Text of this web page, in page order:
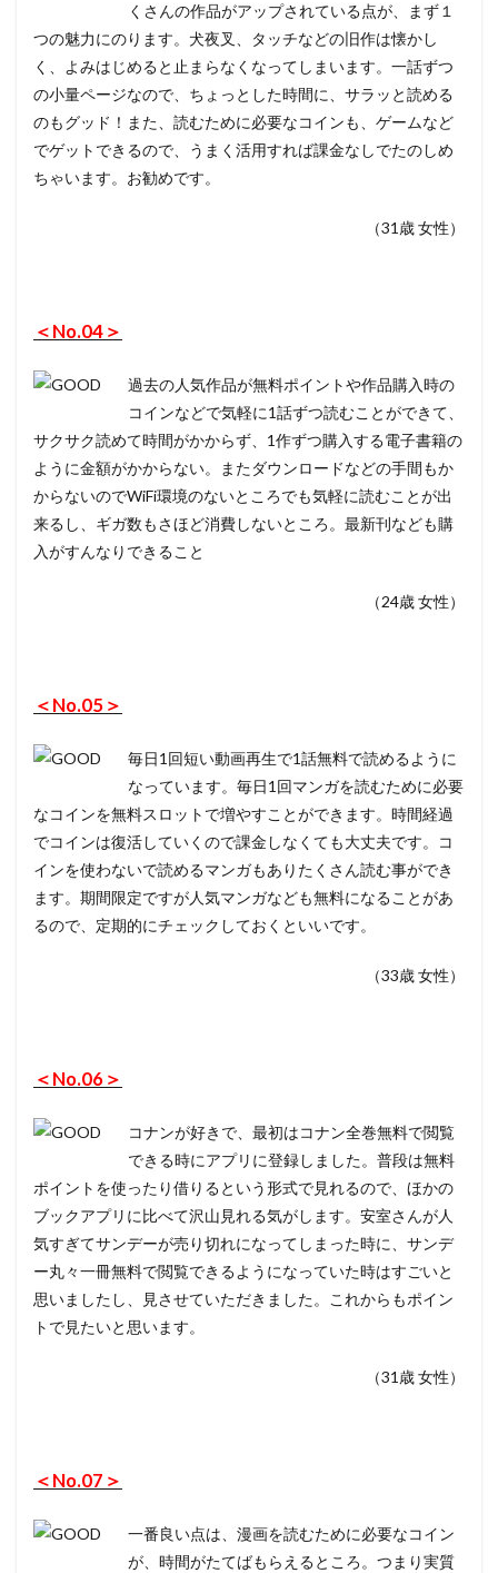
くさんの作品がアップされている点が、まず１
つの魅力にのります。犬夜叉、タッチなどの旧作は懐かし
く、よみはじめると止まらなくなってしまいます。一話ずつ
の小量ページなので、ちょっとした時間に、サラッと読める
のもグッド！また、読むために必要なコインも、ゲームなど
でゲットできるので、うまく活用すれば課金なしでたのしめ
ちゃいます。お勧めです。
（31歳 女性）
＜No.04＞
過去の人気作品が無料ポイントや作品購入時の
コインなどで気軽に1話ずつ読むことができて、
サクサク読めて時間がかからず、1作ずつ購入する電子書籍の
ように金額がかからない。またダウンロードなどの手間もか
からないのでWiFi環境のないところでも気軽に読むことが出
来るし、ギガ数もさほど消費しないところ。最新刊なども購
入がすんなりできること
（24歳 女性）
＜No.05＞
毎日1回短い動画再生で1話無料で読めるように
なっています。毎日1回マンガを読むために必要
なコインを無料スロットで増やすことができます。時間経過
でコインは復活していくので課金しなくても大丈夫です。コ
インを使わないで読めるマンガもありたくさん読む事ができ
ます。期間限定ですが人気マンガなども無料になることがあ
るので、定期的にチェックしておくといいです。
（33歳 女性）
＜No.06＞
コナンが好きで、最初はコナン全巻無料で閲覧
できる時にアプリに登録しました。普段は無料
ポイントを使ったり借りるという形式で見れるので、ほかの
ブックアプリに比べて沢山見れる気がします。安室さんが人
気すぎてサンデーが売り切れになってしまった時に、サンデ
ー丸々一冊無料で閲覧できるようになっていた時はすごいと
思いましたし、見させていただきました。これからもポイン
トで見たいと思います。
（31歳 女性）
＜No.07＞
一番良い点は、漫画を読むために必要なコイン
が、時間がたてばもらえるところ。つまり実質